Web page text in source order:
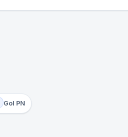
Gol PN